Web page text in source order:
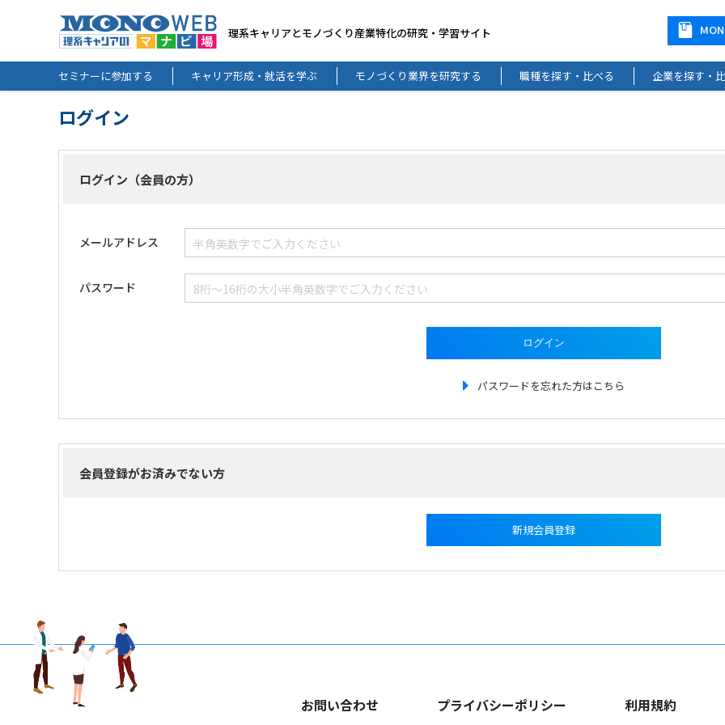
理系キャリアとモノづくり産業特化の研究・学習サイト
セミナーに参加する キャリア形成・就活を学ぶ モノづくり業界を研究する 職種を探す・比べる 企業を探す・
ログイン
ログイン（会員の方）
メールアドレス
パスワード
パスワードを忘れた方はこちら
会員登録がお済みでない方
新規会員登録
お問い合わせ プライバシーポリシー 利用規約